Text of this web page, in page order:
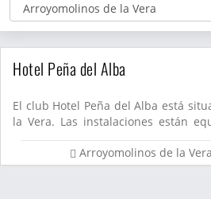
Hotel Peña del Alba
El club Hotel Peña del Alba está
la Vera. Las instalaciones están
p�...
Arroyomolinos de la Vera